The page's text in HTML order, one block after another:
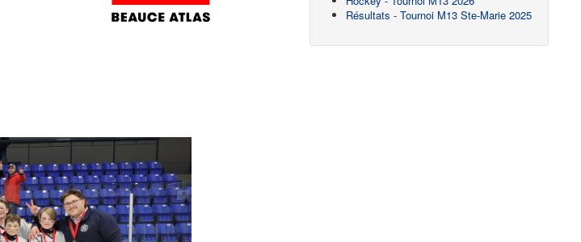
Résultats - Tournoi M13 Ste-Marie 2025